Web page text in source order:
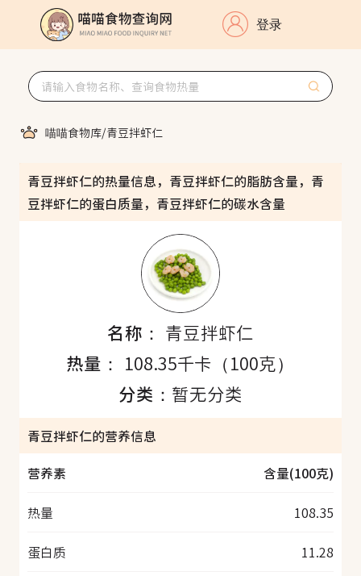
登录
喵喵食物库/青豆拌虾仁
青豆拌虾仁的热量信息，青豆拌虾仁的脂肪含量，青
豆拌虾仁的蛋白质量，青豆拌虾仁的碳水含量
名称： 青豆拌虾仁
热量： 108.35千卡（100克）
分类： 暂无分类
青豆拌虾仁的营养信息
营养素
含量(100克)
热量 108.35
蛋白质 11.28